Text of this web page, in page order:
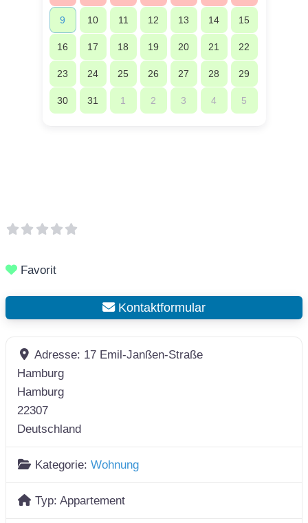
9 10 11 12 13 14 15
16 17 18 19 20 21 22
23 24 25 26 27 28 29
30 31 1 2 3 4 5
Favorit
Kontaktformular
Adresse: 17 Emil-Janßen-Straße
Hamburg
Hamburg
22307
Deutschland
Kategorie:Wohnung
Typ:Appartement